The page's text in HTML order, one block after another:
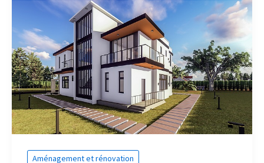
Aménagement et rénovation